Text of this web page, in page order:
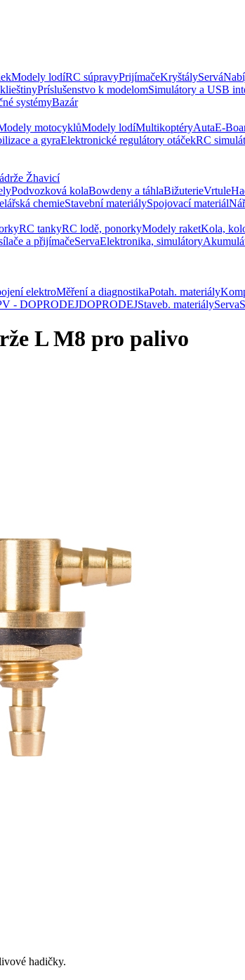
Modely lodíRC súpravyPrijímačeKryštályServá
Príslušenstvo k modelomSimulátory a USB
systémyBazár
motocyklůModely lodíMultikoptéryAutaE-
a gyraElektronické regulátory otáčekRC
Žhavicí
Podvozková kolaBowdeny a táhlaBižuterieVrtule
chemieStavební materiálySpojovací materiál
RC tankyRC lodě, ponorkyModely raketKola,
a přijímačeServaElektronika, simulátory
elektroMěření a diagnostikaPotah. materiály
- DOPRODEJDOPRODEJStaveb. materiályServa
L M8 pro palivo
hadičky.